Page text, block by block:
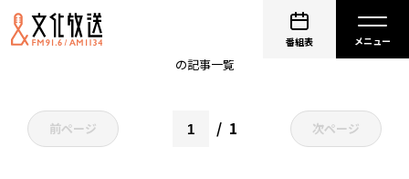
番組表
の記事一覧
前ページ 1 次ページ